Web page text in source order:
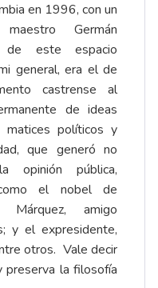
en 1996, con un
Germán
de este espacio
general, era el de
castrense al
de ideas
políticos y
que generó no
opinión pública,
el nobel de
Márquez, amigo
y el expresidente,
otros. Vale decir
preserva la filosofía